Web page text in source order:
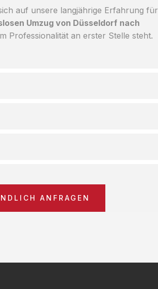
auf unsere langjährige Erfahrung für
Umzug von Düsseldorf nach
Professionalität an erster Stelle steht.
ANFRAGEN